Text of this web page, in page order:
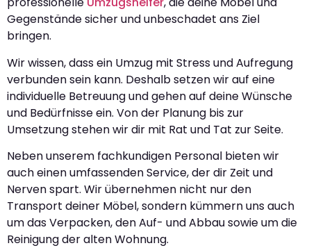
Gegenstände sicher und unbeschadet ans Ziel
bringen.
Wir wissen, dass ein Umzug mit Stress und Aufregung
verbunden sein kann. Deshalb setzen wir auf eine
individuelle Betreuung und gehen auf deine Wünsche
und Bedürfnisse ein. Von der Planung bis zur
Umsetzung stehen wir dir mit Rat und Tat zur Seite.
Neben unserem fachkundigen Personal bieten wir
auch einen umfassenden Service, der dir Zeit und
Nerven spart. Wir übernehmen nicht nur den
Transport deiner Möbel, sondern kümmern uns auch
um das Verpacken, den Auf- und Abbau sowie um die
Reinigung der alten Wohnung.